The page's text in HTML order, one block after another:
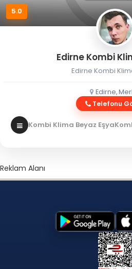
5.0
Edirne Kombi
Edirne Kombi
Edirne,
Telefonu
Kombi Klima Beyaz Eşya
Reklam Alanı